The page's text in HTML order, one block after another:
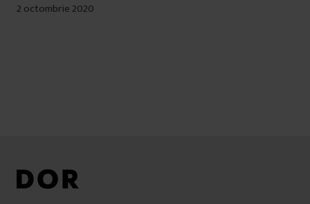
2 octombrie 2020